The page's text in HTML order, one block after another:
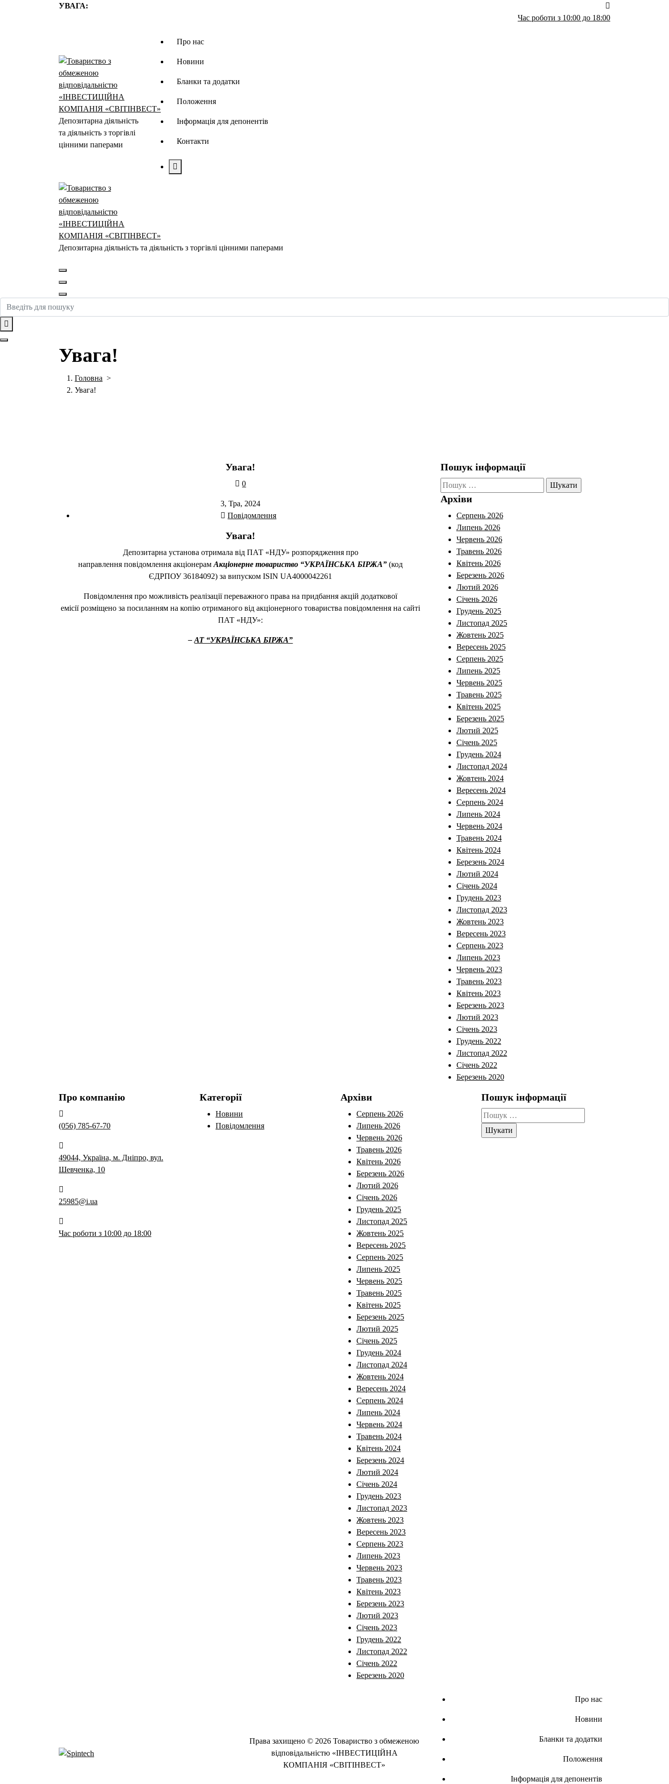
УВАГА:
Час роботи з 10:00 до 18:00
Депозитарна діяльність
та діяльність з торгівлі
цінними паперами
Про нас
Новини
Бланки та додатки
Положення
Інформація для депонентів
Контакти
Депозитарна діяльність та діяльність з торгівлі цінними паперами
Увага!
Головна >
Увага!
Увага!
0
3, Тра, 2024
Повідомлення
Увага!
Депозитарна установа отримала від ПАТ «НДУ» розпорядження про
направлення повідомлення акціонерамАкціонерне товариство “УКРАЇНСЬКА БІРЖА” (код
ЄДРПОУ 36184092) за випуском ISIN UA4000042261
Повідомлення про можливість реалізації переважного права на придбання акцій додаткової
емісії розміщено за посиланням на копію отриманого від акціонерного товариства повідомлення на сайті
ПАТ «НДУ»:
–АТ “УКРАЇНСЬКА БІРЖА”
Пошук інформації
Пошук:
Архіви
Серпень 2026
Липень 2026
Червень 2026
Травень 2026
Квітень 2026
Березень 2026
Лютий 2026
Січень 2026
Грудень 2025
Листопад 2025
Жовтень 2025
Вересень 2025
Серпень 2025
Липень 2025
Червень 2025
Травень 2025
Квітень 2025
Березень 2025
Лютий 2025
Січень 2025
Грудень 2024
Листопад 2024
Жовтень 2024
Вересень 2024
Серпень 2024
Липень 2024
Червень 2024
Травень 2024
Квітень 2024
Березень 2024
Лютий 2024
Січень 2024
Грудень 2023
Листопад 2023
Жовтень 2023
Вересень 2023
Серпень 2023
Липень 2023
Червень 2023
Травень 2023
Квітень 2023
Березень 2023
Лютий 2023
Січень 2023
Грудень 2022
Листопад 2022
Січень 2022
Березень 2020
Про компанію
(056) 785-67-70
49044, Україна, м. Дніпро, вул.
Шевченка, 10
25985@i.ua
Час роботи з 10:00 до 18:00
Категорії
Новини
Повідомлення
Архіви
Серпень 2026
Липень 2026
Червень 2026
Травень 2026
Квітень 2026
Березень 2026
Лютий 2026
Січень 2026
Грудень 2025
Листопад 2025
Жовтень 2025
Вересень 2025
Серпень 2025
Липень 2025
Червень 2025
Травень 2025
Квітень 2025
Березень 2025
Лютий 2025
Січень 2025
Грудень 2024
Листопад 2024
Жовтень 2024
Вересень 2024
Серпень 2024
Липень 2024
Червень 2024
Травень 2024
Квітень 2024
Березень 2024
Лютий 2024
Січень 2024
Грудень 2023
Листопад 2023
Жовтень 2023
Вересень 2023
Серпень 2023
Липень 2023
Червень 2023
Травень 2023
Квітень 2023
Березень 2023
Лютий 2023
Січень 2023
Грудень 2022
Листопад 2022
Січень 2022
Березень 2020
Пошук інформації
Пошук:
Права захищено © 2026 Товариство з обмеженою
відповідальністю «ІНВЕСТИЦІЙНА
КОМПАНІЯ «СВІТІНВЕСТ»
Про нас
Новини
Бланки та додатки
Положення
Інформація для депонентів